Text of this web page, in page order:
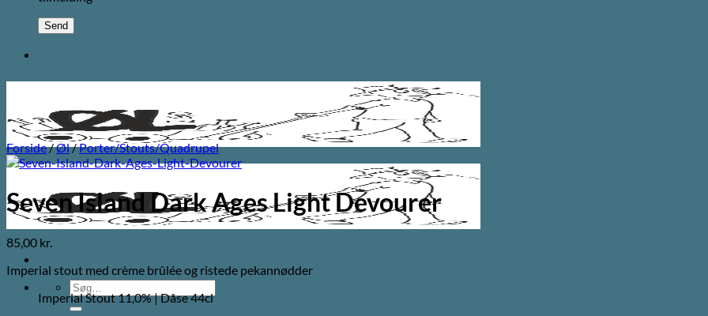
Søg
efter:
Forside/Øl/Porter/Stouts/Quadrupel
Seven Island Dark Ages Light Devourer
85,00 kr.
Imperial stout med crème brûlée og ristede pekannødder
Imperial Stout 11,0% | Dåse 44cl